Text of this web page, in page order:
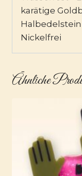
karätige
Halbedelstein
Nickelfrei
Ähnliche